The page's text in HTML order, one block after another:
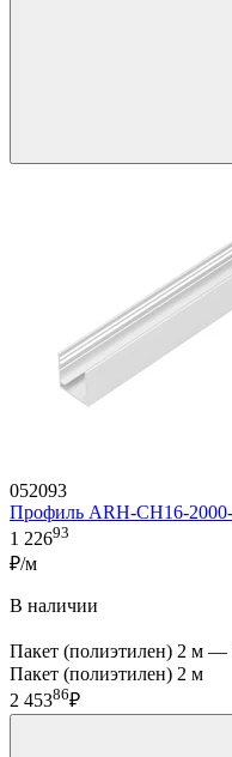
052093
Профиль ARH-CH16-
1 22693
₽/м
В наличии
Пакет (полиэтилен) 2 м —
Пакет (полиэтилен) 2 м
2 45386₽